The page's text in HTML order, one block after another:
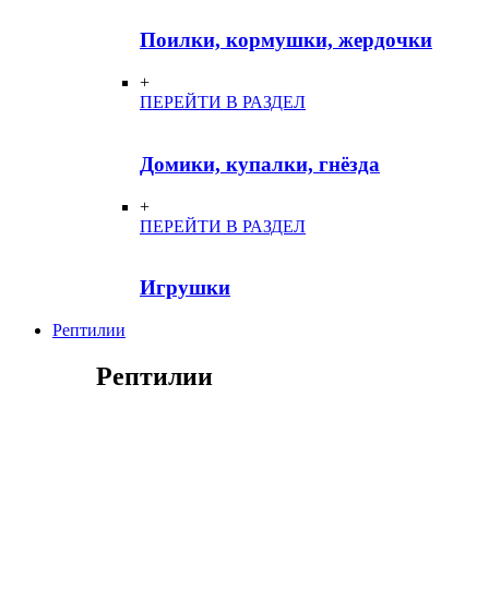
Поилки, кормушки, жердочки
+
ПЕРЕЙТИ В РАЗДЕЛ
Домики, купалки, гнёзда
+
ПЕРЕЙТИ В РАЗДЕЛ
Игрушки
Рептилии
Рептилии